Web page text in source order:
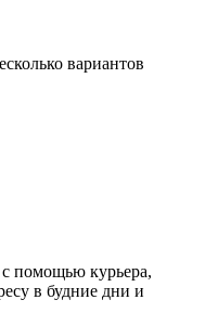
вариантов
с помощью курьера,
в будние дни и